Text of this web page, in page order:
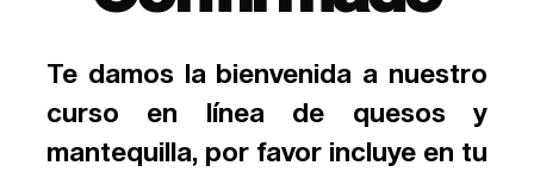
Te damos la bienvenida a nuestro
curso en línea de quesos y
mantequilla, por favor incluye en tu